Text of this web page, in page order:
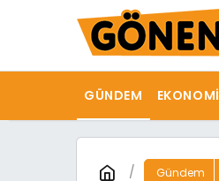
GÜNDEM EKONOMI
Gündem